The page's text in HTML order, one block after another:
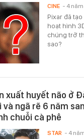
Pixar đã
hoạt hình
chúng trở
sao?
CINE - 4
xuất huyết não ở
và ngã rẽ 6 năm
chuỗi cà phê
STAR - 4